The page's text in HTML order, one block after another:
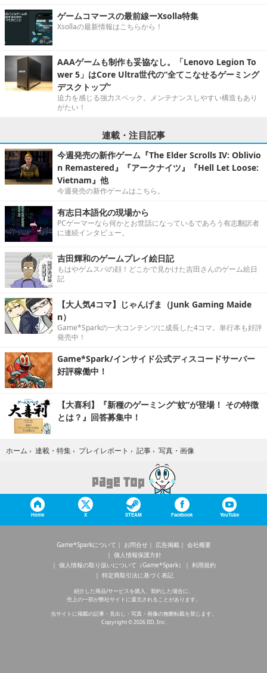
ゲームコマースの最前線ーXsolla特集
Xsollaの最新情報はこちらから！
AAAゲームも制作も妥協なし。「Lenovo Legion To
wer 5」はCore Ultra世代の“全てこなせるゲーミング
デスクトップ”
迫力を感じる強力スペック。メンテナンスしやすい構造もあり
がたい！
連載・注目記事
今週発売の新作ゲーム『The Elder Scrolls IV: Oblivio
n Remastered』『アークナイツ』『Hell Let Loose:
Vietnam』他
今週発売の新作ゲームはこちら。
有志日本語化の現場から
PCゲーマーなら何かとお世話になっているであろう有志翻訳者
に連続インタビュー。
吉田輝和のゲームプレイ絵日記
もはやゲムスパの顔！どこかで見かけた吉田さんのゲーム絵日
記
【大人気4コマ】じゃんげま（Junk Gaming Maide
n）
Game*Sparkの一大コンテンツに成長した4コマ。単行本も好評
発売中！
Game*Spark/インサイド公式ディスコードサーバー
好評稼働中！
【大喜利】『新種のゲーミング“蚊”が登場！ その特徴
とは？』回答募集中！
ホーム › 連載・特集 › プレイレポート › 記事 › 写真・画像
Home X STEAM Facebook YouTube
Game*Sparkについて お問合せ 広告掲載
会社概要
個人情報保護方針
個人情報の取り扱いについて（Game*Spark）
利用規約
特定商取引法に基づく表記
紹介した商品/サービスを購入、契約した場合に、
売上の一部が弊社サイトに還元されることがあります。
当サイトに掲載の記事・見出し・写真・画像の無断転載を禁じます。
Copyright © 2026 IID, Inc.